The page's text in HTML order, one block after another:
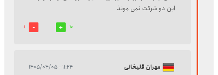
این دو شرکت نمی مونذ
10
1
مهران قلیخانی ۱۱:۲۴ - ۱۴۰۵/۰۴/۰۵